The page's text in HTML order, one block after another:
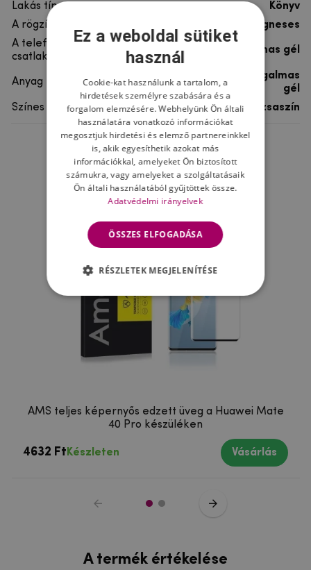
Lakás típusa
Könyv
A rögzítés típusa
Mágneses
A telefon
csatlakoztatása
rugalmas gél
Anyag
szintetikus bőr, rugalmas
gél
Színes
Rózsaszín
Ne felejtsd el
AMS teljes képernyős edzett üveg a Huawei Mate
40 Pro készüléken
4632 Ft Készleten Vásárlás
A termék értékelése
Ez a weboldal sütiket
használ
Cookie-kat használunk a tartalom, a
hirdetések személyre szabására és a
forgalom elemzésére. Webhelyünk Ön általi
használatára vonatkozó információkat
megosztjuk hirdetési és elemző partnereinkkel
is, akik egyesíthetik azokat más
információkkal, amelyeket Ön biztosított
számukra, vagy amelyeket a szolgáltatásaik
Ön általi használatából gyűjtöttek össze.
Adatvédelmi irányelvek
ÖSSZES ELFOGADÁSA
RÉSZLETEK MEGJELENÍTÉSE